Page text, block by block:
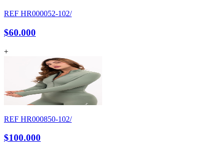
REF HR000052-102/
$60.000
+
REF HR000850-102/
$100.000